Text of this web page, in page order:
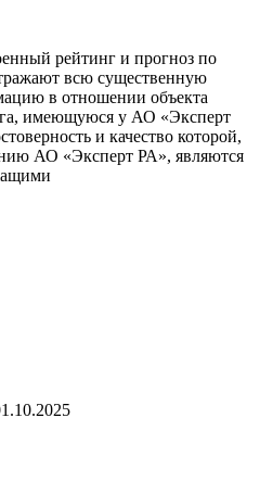
рейтинг и прогноз по
всю существенную
в отношении объекта
имеющуюся у АО «Эксперт
и качество которой,
АО «Эксперт РА», являются